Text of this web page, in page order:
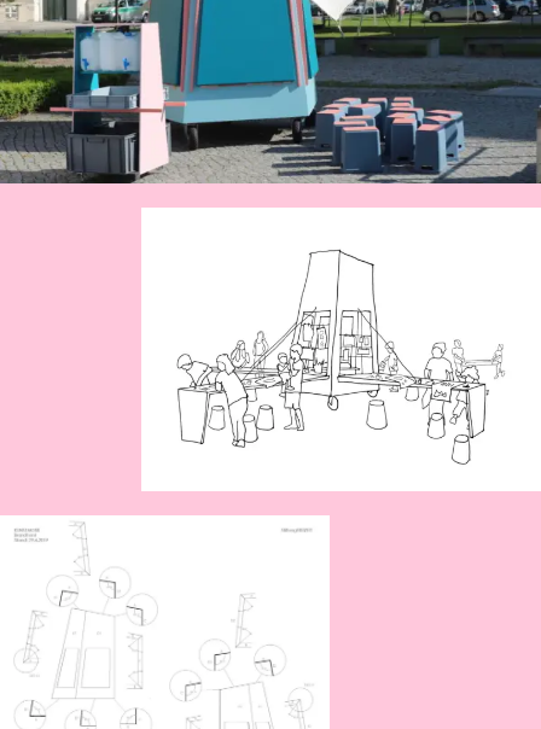
WanderWunderRaum
Weimarer Matador
2017